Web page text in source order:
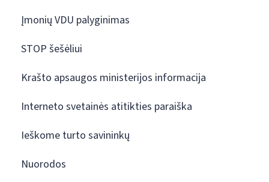
Įmonių VDU palyginimas
STOP šešėliui
Krašto apsaugos ministerijos informacija
Interneto svetainės atitikties paraiška
Ieškome turto savininkų
Nuorodos